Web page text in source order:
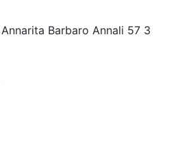
Barbaro Annali 57 3